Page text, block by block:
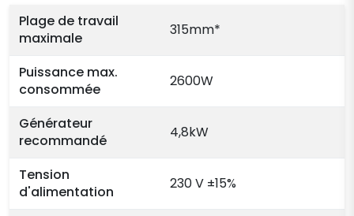
Plage de travail
maximale
315mm*
Puissance max.
consommée
2600W
Générateur
recommandé
4,8kW
Tension
d'alimentation
230 V ±15%